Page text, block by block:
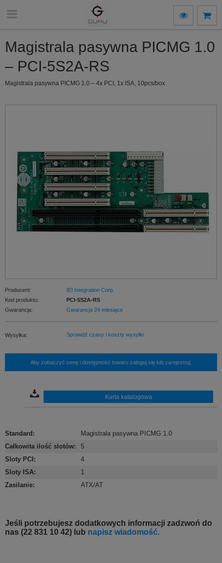
Magistrala pasywna PICMG 1.0
– PCI-5S2A-RS
Magistrala pasywna PICMG 1.0 – 4x PCI, 1x ISA, 10pcs/box
Producent:
IEI Integration Corp.
Kod produktu:
PCI-5S2A-RS
Gwarancja:
Gwarancja 24 miesiące
Wysyłka: Sprawdź czasy i koszty wysyłki
Aby zobaczyć cenę i dostępność towaru zaloguj się lub zarejestruj.
Karta katalogowa
Standard :
Magistrala pasywna PICMG 1.0
Całkowita ilość slotów:
5
Sloty PCI :
4
Sloty ISA:
1
Zasilanie: ATX/AT
Jeśli potrzebujesz dodatkowych informacji zadzwoń do
nas (22 831 10 42) lub napisz wiadomość.